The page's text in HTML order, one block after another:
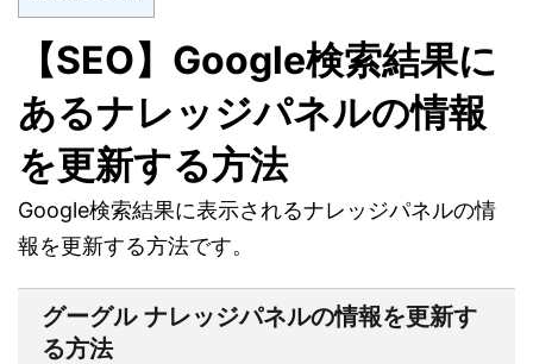
【SEO】Google検索結果に
あるナレッジパネルの情報
を更新する方法
Google検索結果に表示されるナレッジパネルの情
報を更新する方法です。
グーグル ナレッジパネルの情報を更新す
る方法